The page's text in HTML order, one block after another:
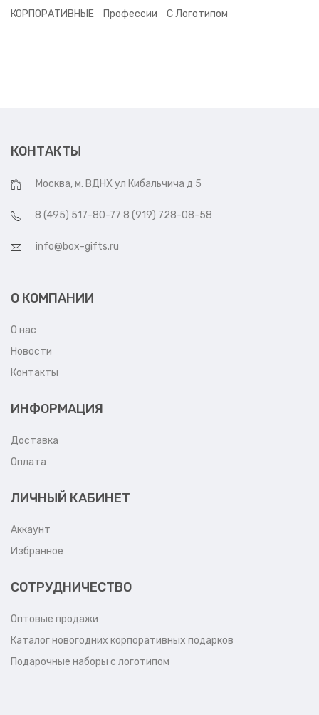
КОРПОРАТИВНЫЕ Профессии С Логотипом
КОНТАКТЫ
Москва, м. ВДНХ ул Кибальчича д 5
8 (495) 517-80-77 8 (919) 728-08-58
info@box-gifts.ru
О КОМПАНИИ
О нас
Новости
Контакты
ИНФОРМАЦИЯ
Доставка
Оплата
ЛИЧНЫЙ КАБИНЕТ
Аккаунт
Избранное
СОТРУДНИЧЕСТВО
Оптовые продажи
Каталог новогодних корпоративных подарков
Подарочные наборы с логотипом